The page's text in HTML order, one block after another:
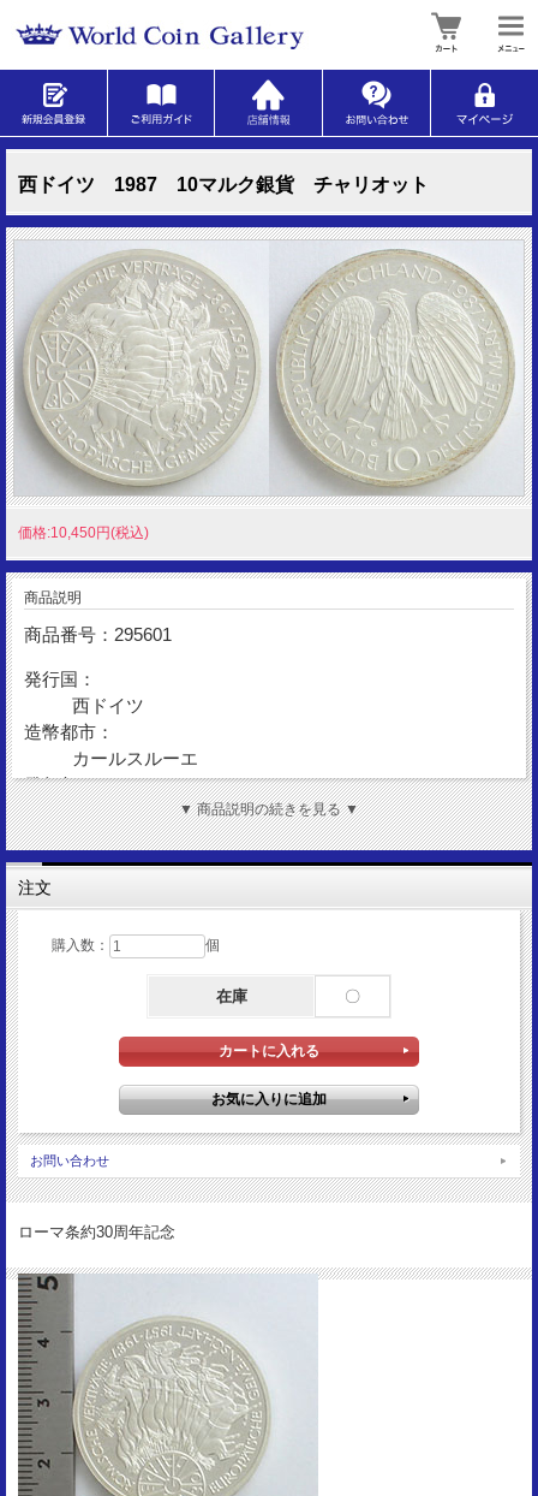
西ドイツ 1987 10マルク銀貨 チャリオット
価格:10,450円(税込)
商品説明
商品番号：295601
発行国：
西ドイツ
造幣都市：
カールスルーエ
発行年：
1987
額 面：
10マルク
金 性：
造幣数：
チャリオット
連邦鷲
32.5mm
重 量：
15.5g
資 料：
状 態：
▼ 商品説明の続きを見る ▼
注文
購入数： 個
在庫 〇
お問い合わせ
ローマ条約30周年記念